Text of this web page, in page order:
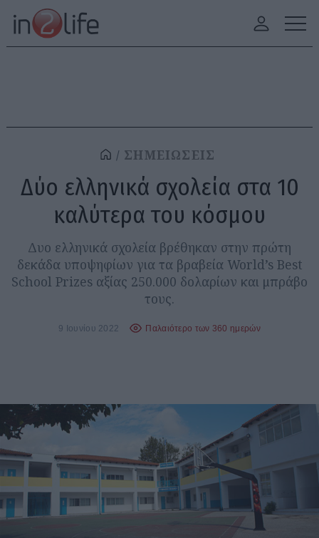
ΣΗΜΕΙΩΣΕΙΣ
Δύο ελληνικά σχολεία στα 10
καλύτερα του κόσμου
Δυο ελληνικά σχολεία βρέθηκαν στην πρώτη
δεκάδα υποψηφίων για τα βραβεία World’s Best
School Prizes αξίας 250.000 δολαρίων και μπράβο
τους.
9 Ιουνίου 2022 Παλαιότερο των 360 ημερών